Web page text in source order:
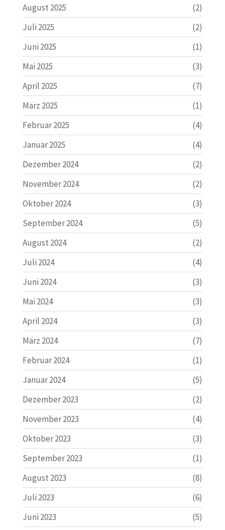
August 2025
(2)
Juli 2025
(2)
Juni 2025
(1)
Mai 2025
(3)
April 2025
(7)
März 2025
(1)
Februar 2025
(4)
Januar 2025
(4)
Dezember 2024
(2)
November 2024
(2)
Oktober 2024
(3)
September 2024
(5)
August 2024
(2)
Juli 2024
(4)
Juni 2024
(3)
Mai 2024
(3)
April 2024
(3)
März 2024
(7)
Februar 2024
(1)
Januar 2024
(5)
Dezember 2023
(2)
November 2023
(4)
Oktober 2023
(3)
September 2023
(1)
August 2023
(8)
Juli 2023
(6)
Juni 2023
(5)